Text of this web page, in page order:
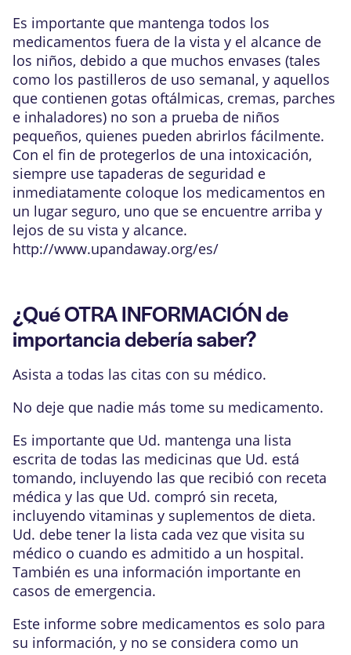
Es importante que mantenga todos los
medicamentos fuera de la vista y el alcance de
los niños, debido a que muchos envases (tales
como los pastilleros de uso semanal, y aquellos
que contienen gotas oftálmicas, cremas, parches
e inhaladores) no son a prueba de niños
pequeños, quienes pueden abrirlos fácilmente.
Con el fin de protegerlos de una intoxicación,
siempre use tapaderas de seguridad e
inmediatamente coloque los medicamentos en
un lugar seguro, uno que se encuentre arriba y
lejos de su vista y alcance.
http://www.upandaway.org/es/
¿Qué OTRA INFORMACIÓN de
importancia debería saber?
Asista a todas las citas con su médico.
No deje que nadie más tome su medicamento.
Es importante que Ud. mantenga una lista
escrita de todas las medicinas que Ud. está
tomando, incluyendo las que recibió con receta
médica y las que Ud. compró sin receta,
incluyendo vitaminas y suplementos de dieta.
Ud. debe tener la lista cada vez que visita su
médico o cuando es admitido a un hospital.
También es una información importante en
casos de emergencia.
Este informe sobre medicamentos es solo para
su información, y no se considera como un